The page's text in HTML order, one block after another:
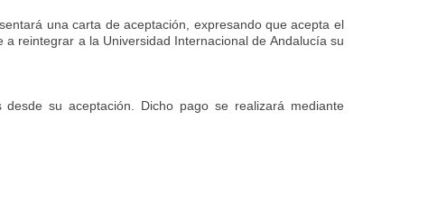
una carta de aceptación, expresando que acepta el
reintegrar a la Universidad Internacional de Andalucía su
su aceptación. Dicho pago se realizará mediante